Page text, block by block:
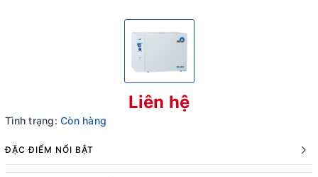
Liên hệ
Tình trạng: Còn hàng
ĐẶC ĐIỂM NỔI BẬT